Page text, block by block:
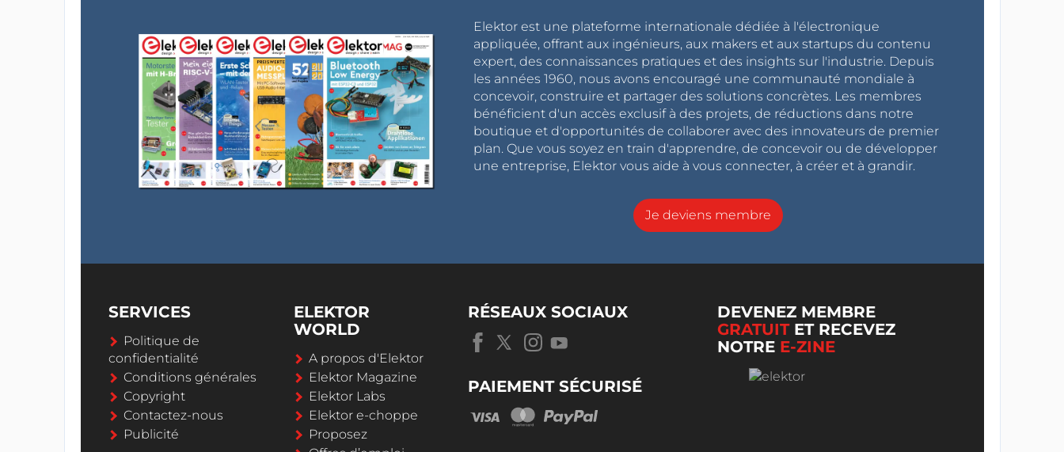
Elektor est une plateforme internationale dédiée à l'électronique
appliquée, offrant aux ingénieurs, aux makers et aux startups du contenu
expert, des connaissances pratiques et des insights sur l'industrie. Depuis
les années 1960, nous avons encouragé une communauté mondiale à
concevoir, construire et partager des solutions concrètes. Les membres
bénéficient d'un accès exclusif à des projets, de réductions dans notre
boutique et d'opportunités de collaborer avec des innovateurs de premier
plan. Que vous soyez en train d'apprendre, de concevoir ou de développer
une entreprise, Elektor vous aide à vous connecter, à créer et à grandir.
Je deviens membre
SERVICES
Politique de
confidentialité
Conditions générales
Copyright
Contactez-nous
Publicité
ELEKTOR
WORLD
A propos d'Elektor
Elektor Magazine
Elektor Labs
Elektor e-choppe
Proposez
RÉSEAUX SOCIAUX
PAIEMENT SÉCURISÉ
DEVENEZ MEMBRE
GRATUITET RECEVEZ
NOTRE E-ZINE